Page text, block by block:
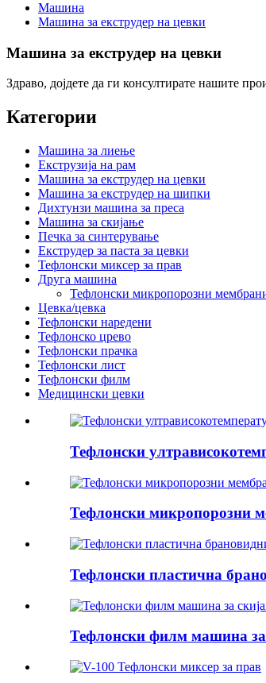
Машина
Машина за екструдер на цевки
Машина за екструдер на цевки
Здраво, дојдете да ги консултирате нашите
Категории
Машина за лиење
Екструзија на рам
Машина за екструдер на цевки
Машина за екструдер на шипки
Дихтунзи машина за преса
Машина за скијање
Печка за синтерување
Екструдер за паста за цевки
Тефлонски миксер за прав
Друга машина
Тефлонски микропорозни
Цевка/цевка
Тефлонски наредени
Тефлонско црево
Тефлонски прачка
Тефлонски лист
Тефлонски филм
Медицински цевки
Тефлонски
Тефлонски микропорозни
Тефлонски пластична
Тефлонски филм машина за